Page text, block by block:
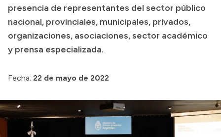
Convocatorias
Intranet
Login
presencia de representantes del sector público
nacional, provinciales, municipales, privados,
organizaciones, asociaciones, sector académico
y prensa especializada.
Fecha: 22 de mayo de 2022